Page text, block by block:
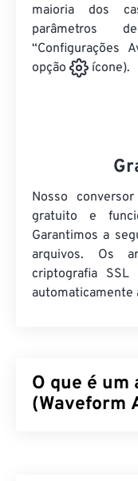
maioria dos
parâmetros
“Configurações
opção
ícone).
Nosso
gratuito e
Garantimos a
arquivos. Os
criptografia
automaticamente
O que é um
(Waveform